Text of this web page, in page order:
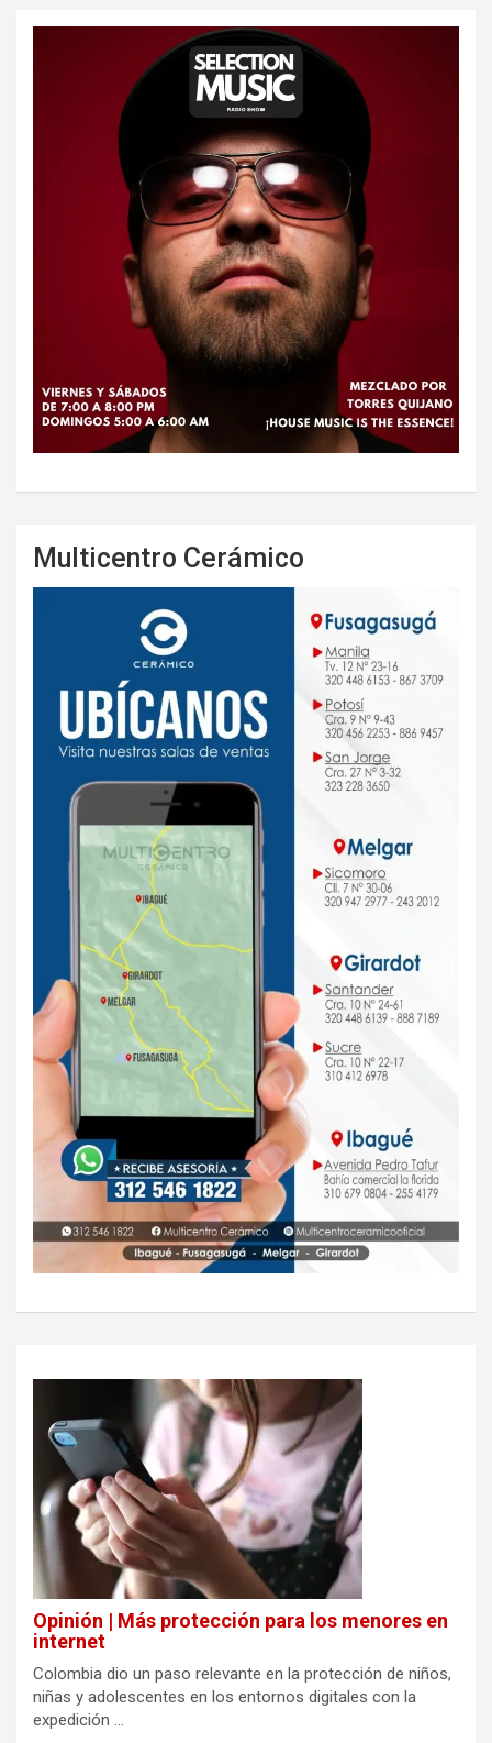
Multicentro Cerámico
Opinión | Más protección para los menores en
internet
Colombia dio un paso relevante en la protección de niños,
niñas y adolescentes en los entornos digitales con la
expedición ...